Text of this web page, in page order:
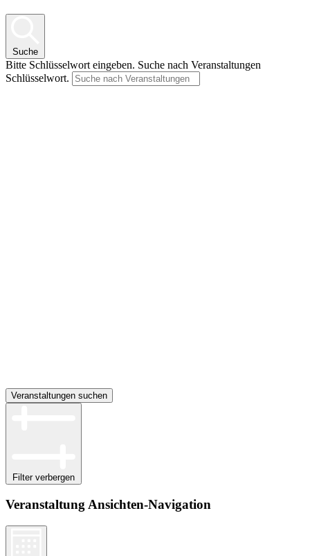
Suche
Bitte Schlüsselwort eingeben. Suche nach Veranstaltungen
Schlüsselwort.
Veranstaltungen suchen
Filter verbergen
Veranstaltung Ansichten-Navigation